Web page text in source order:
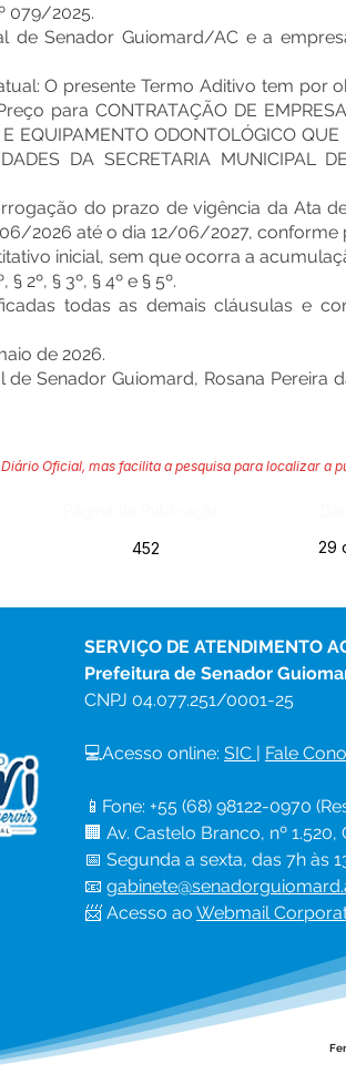
079/2025.
de Senador Guiomard/AC e a
O presente Termo Aditivo tem por
para CONTRATAÇÃO DE
EQUIPAMENTO ODONTOLÓGICO
DA SECRETARIA MUNICIPAL
do prazo de vigência da Ata
2026 até o dia 12/06/2027, conforme
inicial, sem que ocorra a
2º, § 3º, § 4º e § 5º.
todas as demais cláusulas e
de 2026.
de Senador Guiomard, Rosana
Oficial, mas facilita a pesquisa para localizar a
452 29
SERVIÇO DE ATENDIMENTO
Prefeitura de Senador
CNPJ 04.077.251/0001-25
💻Acesso online: SIC | Fale
📱Fone: +55 (68) 98122-0970
🏢 Av. Castelo Branco, nº
📅 Segunda a sexta, das 7h às
📧
📨 Acesso ao Webmail